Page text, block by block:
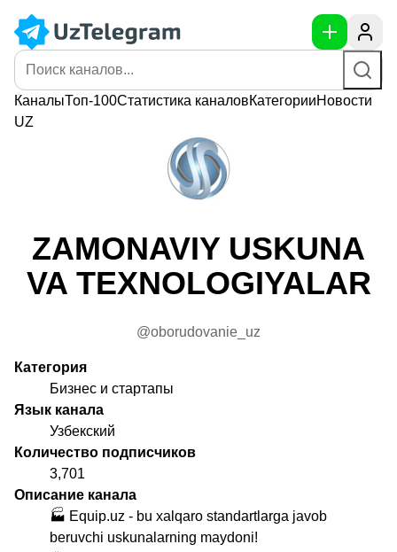
КаналыТоп-100Статистика каналовКатегорииНовости
UZ
ZAMONAVIY USKUNA
VA TEXNOLOGIYALAR
@oborudovanie_uz
Категория
Бизнес и стартапы
Язык канала
Узбекский
Количество подписчиков
3,701
Описание канала
🏭 Equip.uz - bu xalqaro standartlarga javob
beruvchi uskunalarning maydoni!